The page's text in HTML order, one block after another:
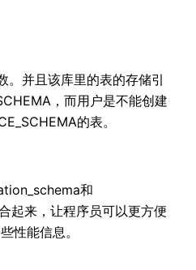
。并且该库里的表的存储引
，而用户是不能创建
的表。
和
起来，让程序员可以更方便
性能信息。